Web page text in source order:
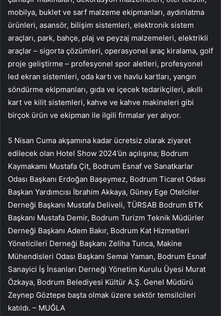
mobilya, buklet ve sarf malzeme ekipmanları, aydınlatma
ürünleri, asansör, bilişim sistemleri, elektronik sistem
araçları, park, bahçe, plaj ve peyzaj malzemeleri, elektrikli
araçlar – sigorta çözümleri, operasyonel araç kiralama, golf
proje geliştirme – profesyonel spor aletleri, profesyonel
led ekran sistemleri, oda kartı ve havlu kartları, yangın
söndürme ekipmanları, gıda ve içecek tedarikçileri, akıllı
kart ve kilit sistemleri, kahve ve kahve makineleri gibi
birçok ürün ve ekipman ile ilgili firmalar yer alıyor.
5 Nisan Cuma akşamına kadar ücretsiz olarak ziyaret
edilecek olan Hotel Show 2024’ün açılışına; Bodrum
Kaymakamı Mustafa Çit, Bodrum Esnaf ve Sanatkarlar
Odası Başkanı Erdoğan Başeymez, Bodrum Ticaret Odası
Başkan Yardımcısı İbrahim Akkaya, Güney Ege Otelciler
Derneği Başkanı Mustafa Deliveli, TÜRSAB Bodrum BTK
Başkanı Mustafa Demir, Bodrum Turizm Teknik Müdürler
Derneği Başkanı Adem Bakır, Bodrum Kat Hizmetleri
Yöneticileri Derneği Başkanı Zeliha Tunca, Makine
Mühendisleri Odası Başkanı Semai Yaman, Bodrum Esnaf
Sanayici İş İnsanları Derneği Yönetim Kurulu Üyesi Murat
Özkaya, Bodrum Belediyesi Kültür A.Ş. Genel Müdürü
Zeynep Göztepe başta olmak üzere sektör temsilcileri
katıldı. – MUĞLA